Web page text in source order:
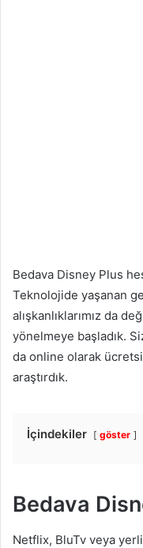
Bedava Disney Plus
Teknolojide yaşanan
alışkanlıklarımız da
yönelmeye başladık.
da online olarak
araştırdık.
İçindekiler göster
Bedava
Netflix, BluTv veya